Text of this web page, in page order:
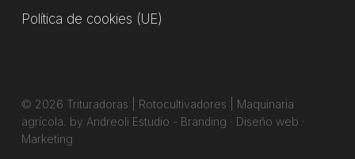
Política de cookies (UE)
© 2026 Trituradoras | Rotocultivadores | Maquinaria
agrícola. by Andreoli Estudio - Branding · Diseño web ·
Marketing